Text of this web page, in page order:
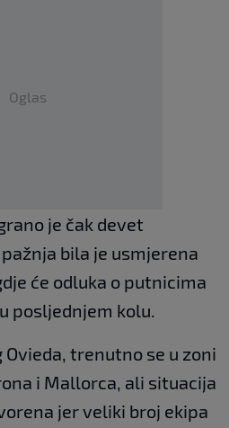
Oglas
je čak devet
bila je usmjerena
će odluka o putnicima
posljednjem kolu.
trenutno se u zoni
i Mallorca, ali situacija
jer veliki broj ekipa